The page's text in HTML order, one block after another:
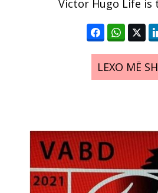
Victor Hugo Life is
LEXO MË